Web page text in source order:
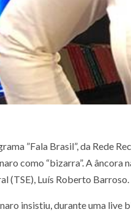
”Fala Brasil”, da Rede
como “bizarra”. A
(TSE), Luís Roberto Barroso.
insistiu, durante uma